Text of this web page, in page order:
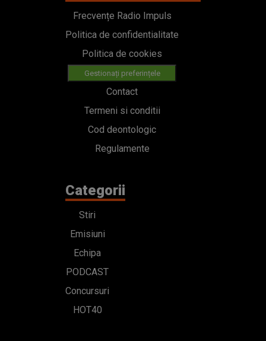
Frecvențe Radio Impuls
Politica de confidentialitate
Politica de cookies
Gestionați preferințele
Contact
Termeni si conditii
Cod deontologic
Regulamente
Categorii
Stiri
Emisiuni
Echipa
PODCAST
Concursuri
HOT40